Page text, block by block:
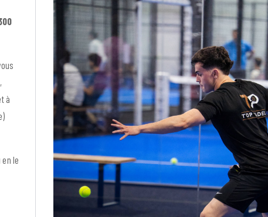
,
à
le